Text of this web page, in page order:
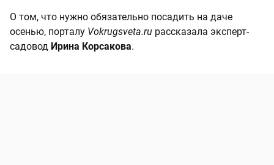
О том, что нужно обязательно посадить на даче
осенью, порталу Vokrugsveta.ru рассказала эксперт-
садовод Ирина Корсакова.